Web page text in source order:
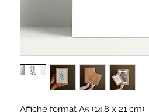
Affiche format A5 (14,8 x 21 cm)